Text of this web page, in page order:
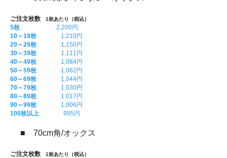
ご注文枚数 1枚あたり（税込）
5枚 2,200円
10～19枚 1,210円
20～29枚 1,150円
30～39枚 1,111円
40～49枚 1,084円
50～59枚 1,062円
60～69枚 1,044円
70～79枚 1,030円
80～89枚 1,017円
90～99枚 1,006円
100枚以上 995円
■ 70cm角/オックス
ご注文枚数 1枚あたり（税込）